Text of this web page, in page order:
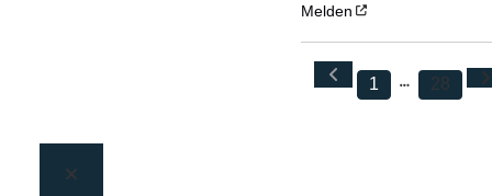
Melden
1 28